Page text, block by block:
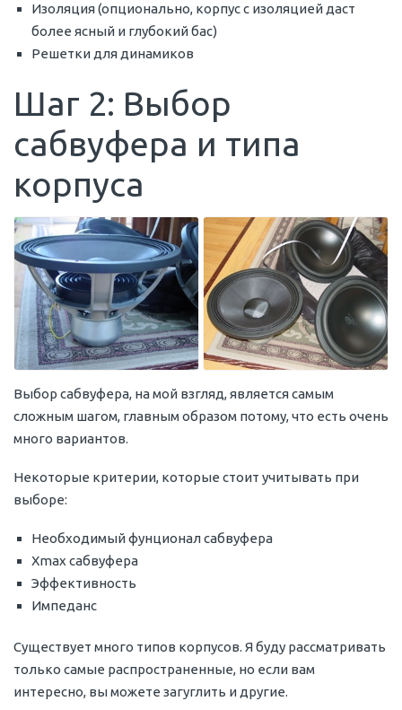
Изоляция (опционально, корпус с изоляцией даст
более ясный и глубокий бас)
Решетки для динамиков
Шаг 2: Выбор
сабвуфера и типа
корпуса
Выбор сабвуфера, на мой взгляд, является самым
сложным шагом, главным образом потому, что есть очень
много вариантов.
Некоторые критерии, которые стоит учитывать при
выборе:
Необходимый фунционал сабвуфера
Xmax сабвуфера
Эффективность
Импеданс
Существует много типов корпусов. Я буду рассматривать
только самые распространенные, но если вам
интересно, вы можете загуглить и другие.